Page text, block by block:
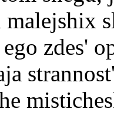
zdes'